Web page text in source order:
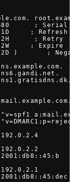
; Serial
; Refresh
; Retry
; Expire
)       ;